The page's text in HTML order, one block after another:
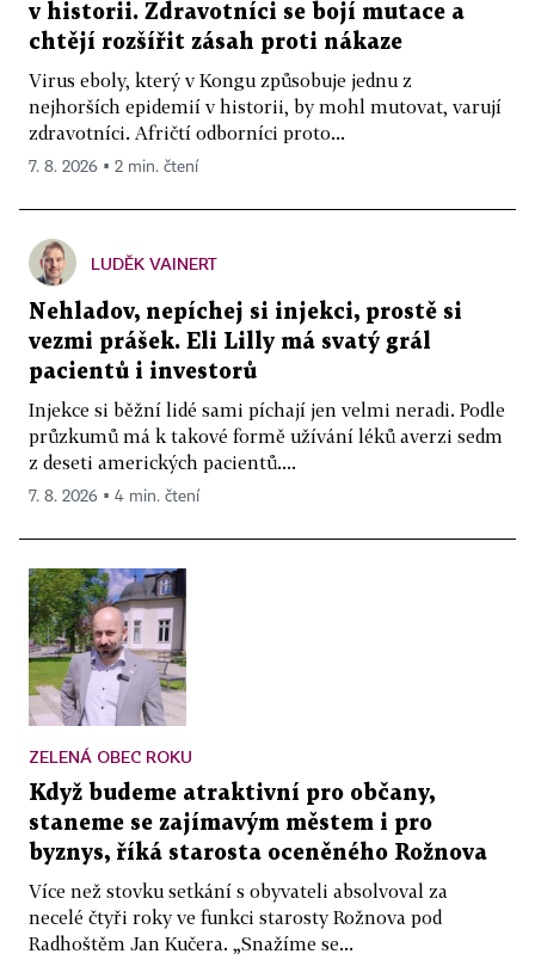
v historii. Zdravotníci se bojí mutace a
chtějí rozšířit zásah proti nákaze
Virus eboly, který v Kongu způsobuje jednu z
nejhorších epidemií v historii, by mohl mutovat, varují
zdravotníci. Afričtí odborníci proto...
7. 8. 2026 ▪ 2 min. čtení
LUDĚK VAINERT
Nehladov, nepíchej si injekci, prostě si
vezmi prášek. Eli Lilly má svatý grál
pacientů i investorů
Injekce si běžní lidé sami píchají jen velmi neradi. Podle
průzkumů má k takové formě užívání léků averzi sedm
z deseti amerických pacientů....
7. 8. 2026 ▪ 4 min. čtení
ZELENÁ OBEC ROKU
Když budeme atraktivní pro občany,
staneme se zajímavým městem i pro
byznys, říká starosta oceněného Rožnova
Více než stovku setkání s obyvateli absolvoval za
necelé čtyři roky ve funkci starosty Rožnova pod
Radhoštěm Jan Kučera. „Snažíme se...